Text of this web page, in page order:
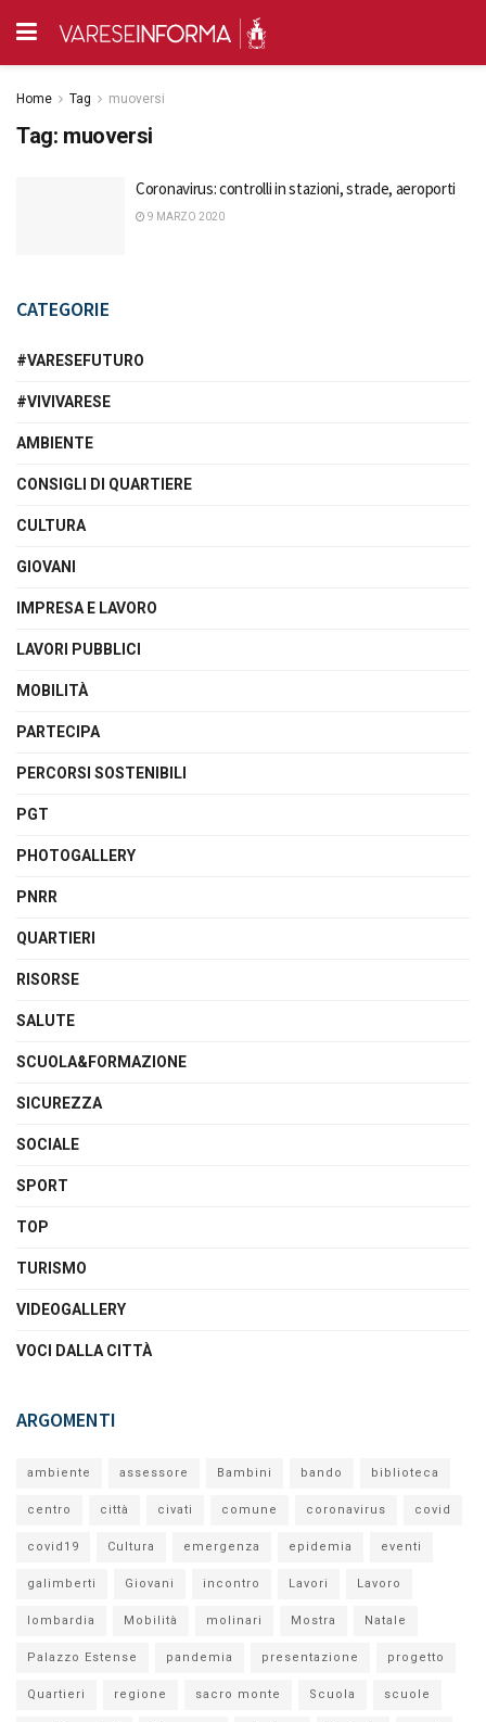
Home Tag muoversi
Tag: muoversi
Coronavirus: controlli in stazioni, strade, aeroporti
9 MARZO 2020
CATEGORIE
#VARESEFUTURO
#VIVIVARESE
AMBIENTE
CONSIGLI DI QUARTIERE
CULTURA
GIOVANI
IMPRESA E LAVORO
LAVORI PUBBLICI
MOBILITÀ
PARTECIPA
PERCORSI SOSTENIBILI
PGT
PHOTOGALLERY
PNRR
QUARTIERI
RISORSE
SALUTE
SCUOLA&FORMAZIONE
SICUREZZA
SOCIALE
SPORT
TOP
TURISMO
VIDEOGALLERY
VOCI DALLA CITTÀ
ARGOMENTI
ambiente assessore Bambini bando biblioteca
centro città civati comune coronavirus covid
covid19 Cultura emergenza epidemia eventi
galimberti Giovani incontro Lavori Lavoro
lombardia Mobilità molinari Mostra Natale
Palazzo Estense pandemia presentazione progetto
Quartieri regione sacro monte Scuola scuole